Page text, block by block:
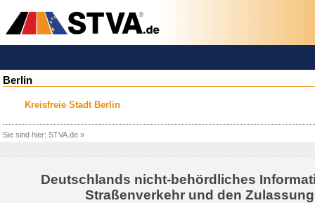
Berlin
Kreisfreie Stadt Berlin
Sie sind hier: STVA.de »
Deutschlands nicht-behördliches
Straßenverkehr und den